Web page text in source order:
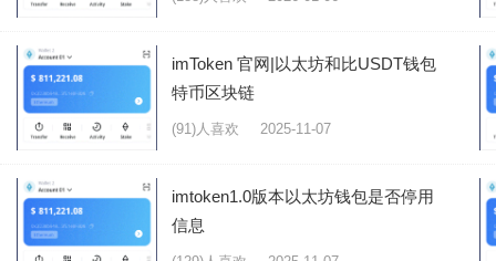
imToken 官网|以太坊和比USDT钱包
特币区块链
(91)人喜欢 2025-11-07
imtoken1.0版本以太坊钱包是否停用
信息